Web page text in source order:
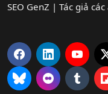
SEO GenZ | Tác giả